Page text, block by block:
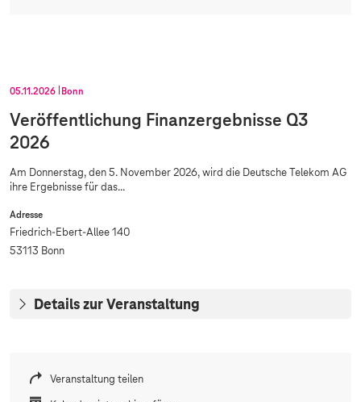
05.11.2026 Bonn
Veröffentlichung Finanzergebnisse Q3
2026
Am Donnerstag, den 5. November 2026, wird die Deutsche Telekom AG
ihre Ergebnisse für das...
Adresse
Friedrich-Ebert-Allee 140
53113 Bonn
Details zur Veranstaltung
Veranstaltung teilen